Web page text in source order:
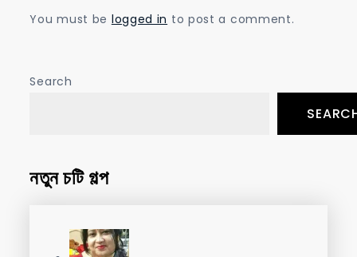
You must be logged in to post a comment.
Search
নতুন চটি গল্প